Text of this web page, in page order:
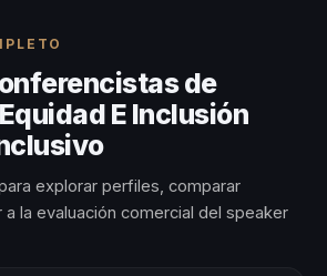
de
E Inclusión
explorar perfiles, comparar
la evaluación comercial del speaker